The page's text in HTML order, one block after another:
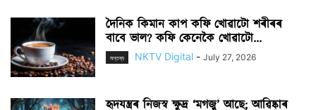
দৈনিক কিমান কাপ কফি খোৱাটো শৰীৰৰ
বাবে ভাল? কফি কেনেকৈ খোৱাটো...
মন্তব্য NKTV Digital - July 27, 2026
হৃদযন্ত্ৰৰ নিজস্ব ক্ষুদ্ৰ ‘মগজু’ আছে; আৱিষ্কাৰ